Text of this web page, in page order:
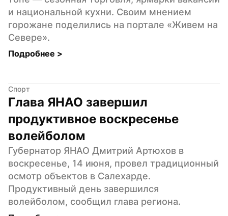
и национальной кухни. Своим мнением
горожане поделились на портале «Живем на
Севере».
Подробнее >
Спорт
Глава ЯНАО завершил
продуктивное воскресенье
волейболом
Губернатор ЯНАО Дмитрий Артюхов в
воскресенье, 14 июня, провел традиционный
осмотр объектов в Салехарде.
Продуктивный день завершился
волейболом, сообщил глава региона.